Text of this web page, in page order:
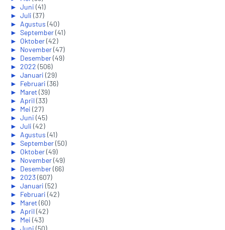
► Juni (41)
► Juli (37)
► Agustus (40)
► September(41)
► Oktober(42)
► November(47)
► Desember(49)
► 2022 (506)
► Januari (29)
► Februari (36)
► Maret(39)
► April(33)
► Mei (27)
► Juni (45)
► Juli (42)
► Agustus (41)
► September(50)
► Oktober(49)
► November(49)
► Desember(66)
► 2023(607)
► Januari (52)
► Februari (42)
► Maret(60)
► April(42)
► Mei (43)
► Juni (50)